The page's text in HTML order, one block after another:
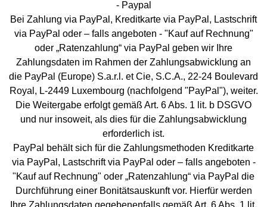
- Paypal
Bei Zahlung via PayPal, Kreditkarte via PayPal, Lastschrift
via PayPal oder – falls angeboten - "Kauf auf Rechnung"
oder „Ratenzahlung“ via PayPal geben wir Ihre
Zahlungsdaten im Rahmen der Zahlungsabwicklung an
die PayPal (Europe) S.a.r.l. et Cie, S.C.A., 22-24 Boulevard
Royal, L-2449 Luxembourg (nachfolgend "PayPal"), weiter.
Die Weitergabe erfolgt gemäß Art. 6 Abs. 1 lit. b DSGVO
und nur insoweit, als dies für die Zahlungsabwicklung
erforderlich ist.
PayPal behält sich für die Zahlungsmethoden Kreditkarte
via PayPal, Lastschrift via PayPal oder – falls angeboten -
"Kauf auf Rechnung" oder „Ratenzahlung“ via PayPal die
Durchführung einer Bonitätsauskunft vor. Hierfür werden
Ihre Zahlungsdaten gegebenenfalls gemäß Art. 6 Abs. 1 lit.